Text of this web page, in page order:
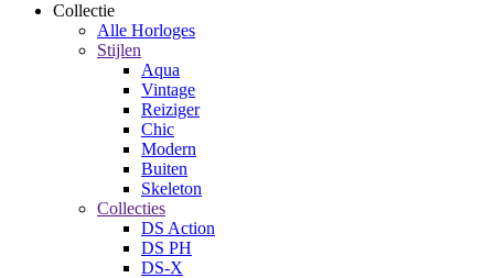
Collectie
Alle Horloges
Stijlen
Aqua
Vintage
Reiziger
Chic
Modern
Buiten
Skeleton
Collecties
DS Action
DS PH
DS-X